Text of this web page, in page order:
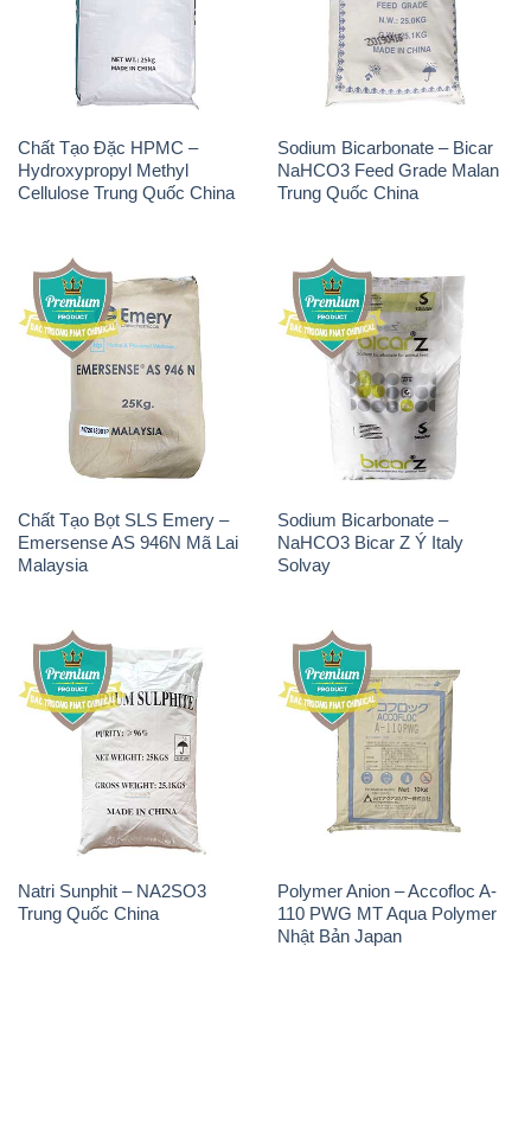
Hydroxypropyl Methyl
Cellulose Trung Quốc China
NaHCO3 Feed Grade Malan
Trung Quốc China
Chất Tạo Bọt SLS Emery –
Emersense AS 946N Mã Lai
Malaysia
Sodium Bicarbonate –
NaHCO3 Bicar Z Ý Italy
Natri Sunphit – NA2SO3
Trung Quốc China
Polymer Anion – Accofloc A-
110 PWG MT Aqua Polymer
Nhật Bản Japan